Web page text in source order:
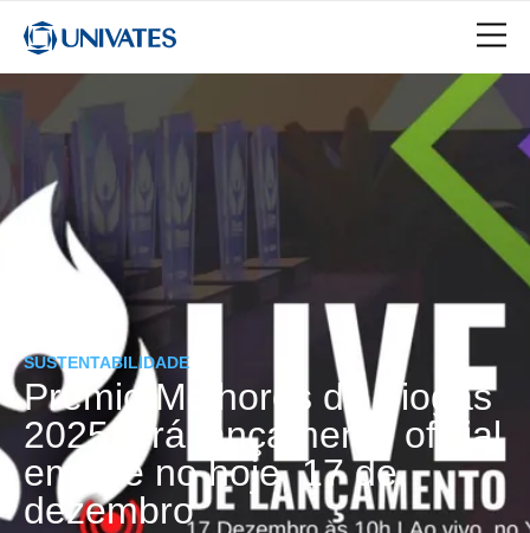
SUSTENTABILIDADE
Prêmio Melhores do Biogás
2025 terá lançamento oficial
em live no hoje, 17 de
dezembro